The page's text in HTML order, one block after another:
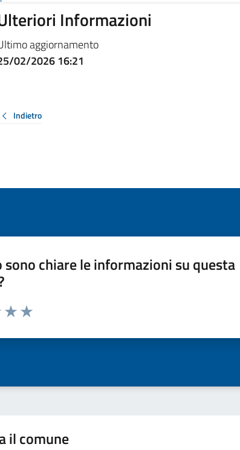
Informazioni
aggiornamento
02/2026 16:21
Indietro
sono chiare le informazioni su questa
stelle la pagina
il comune